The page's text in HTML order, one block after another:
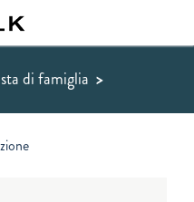
di famiglia >